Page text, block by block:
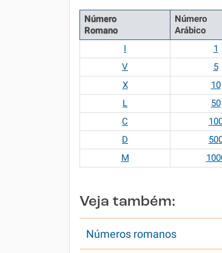
Número
Romano
Número
Arábico
I
1
V
5
X
10
L
50
C
D
M
Veja também:
Números romanos